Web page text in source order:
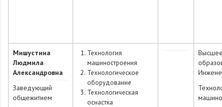
Мишустина
Людмила
Александровна
Заведующий
общежитием
Технология
машиностроения
Технологическое
оборудование
Технологическая
оснастка